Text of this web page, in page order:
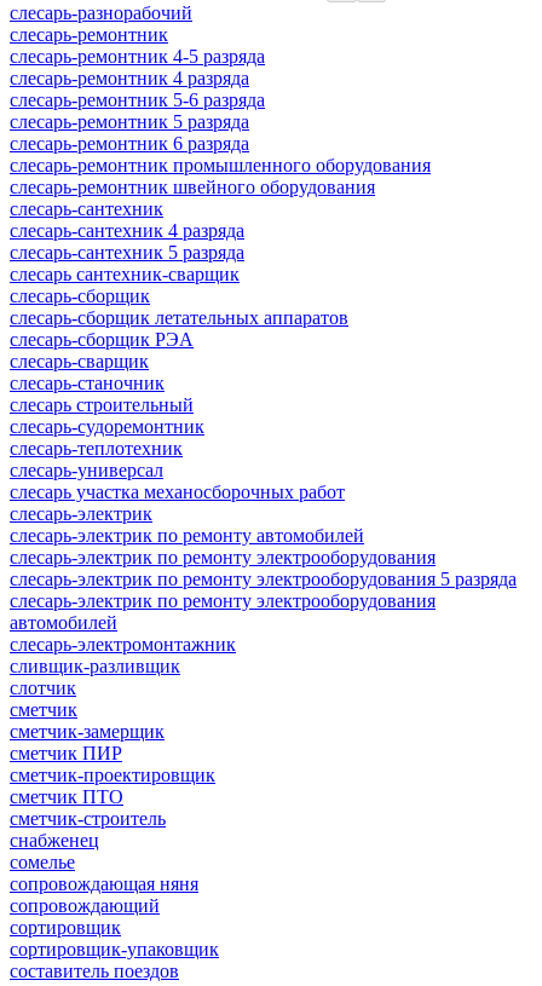
слесарь-разнорабочий
слесарь-ремонтник
слесарь-ремонтник 4-5 разряда
слесарь-ремонтник 4 разряда
слесарь-ремонтник 5-6 разряда
слесарь-ремонтник 5 разряда
слесарь-ремонтник 6 разряда
слесарь-ремонтник промышленного оборудования
слесарь-ремонтник швейного оборудования
слесарь-сантехник
слесарь-сантехник 4 разряда
слесарь-сантехник 5 разряда
слесарь сантехник-сварщик
слесарь-сборщик
слесарь-сборщик летательных аппаратов
слесарь-сборщик РЭА
слесарь-сварщик
слесарь-станочник
слесарь строительный
слесарь-судоремонтник
слесарь-теплотехник
слесарь-универсал
слесарь участка механосборочных работ
слесарь-электрик
слесарь-электрик по ремонту автомобилей
слесарь-электрик по ремонту электрооборудования
слесарь-электрик по ремонту электрооборудования 5 разряда
слесарь-электрик по ремонту электрооборудования
автомобилей
слесарь-электромонтажник
сливщик-разливщик
слотчик
сметчик
сметчик-замерщик
сметчик ПИР
сметчик-проектировщик
сметчик ПТО
сметчик-строитель
снабженец
сомелье
сопровождающая няня
сопровождающий
сортировщик
сортировщик-упаковщик
составитель поездов